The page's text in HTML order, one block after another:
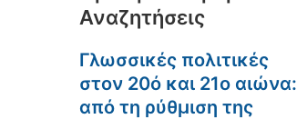
Αναζητήσεις
Γλωσσικές πολιτικές
στον 20ό και 21ο αιώνα:
από τη ρύθμιση της